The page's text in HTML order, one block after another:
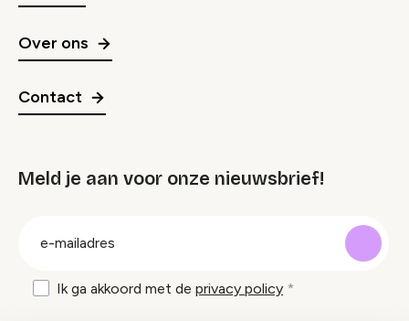
Over ons
Contact
Meld je aan voor onze nieuwsbrief!
Ik ga akkoord met de privacy policy